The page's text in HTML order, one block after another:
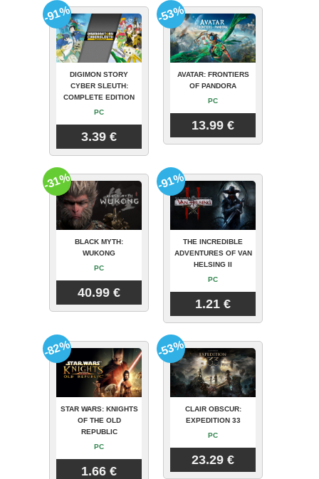
DIGIMON STORY
CYBER SLEUTH:
COMPLETE EDITION
PC
3.39 €
-91%
AVATAR: FRONTIERS
OF PANDORA
PC
13.99 €
-53%
BLACK MYTH:
WUKONG
PC
40.99 €
-31%
THE INCREDIBLE
ADVENTURES OF VAN
HELSING II
PC
1.21 €
-91%
STAR WARS: KNIGHTS
OF THE OLD
REPUBLIC
PC
1.66 €
-82%
CLAIR OBSCUR:
EXPEDITION 33
PC
23.29 €
-53%